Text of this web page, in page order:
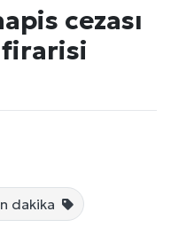
cezası
firarisi
dakika